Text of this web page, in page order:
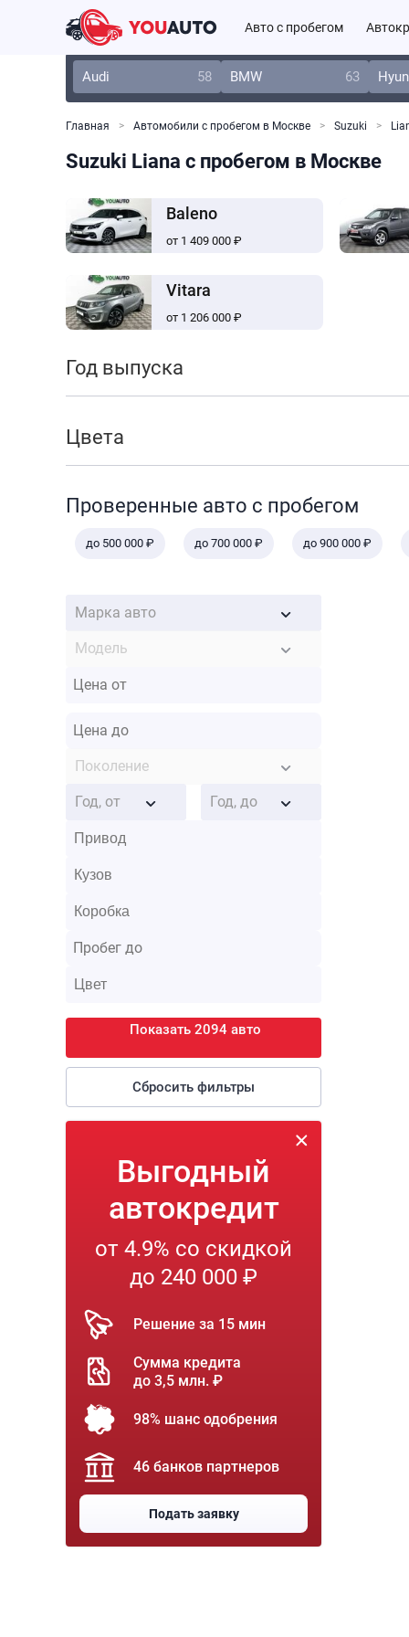
Авто с пробегом
Audi 58 BMW 63
Главная Автомобили с пробегом в Москве Suzuki
Suzuki Liana с пробегом в Москве
Baleno
от 1 409 000 ₽
Vitara
от 1 206 000 ₽
Год выпуска
Цвета
Проверенные авто с пробегом
до 500 000 ₽ до 700 000 ₽ до 900 000 ₽
Марка авто
Модель
Поколение
Год, от Год, до
Показать 2094 авто
Сбросить фильтры
Выгодный
автокредит
от 4.9% со скидкой
до 240 000 ₽
Решение за 15 мин
Сумма кредита
до 3,5 млн. ₽
98% шанс одобрения
46 банков партнеров
Подать заявку